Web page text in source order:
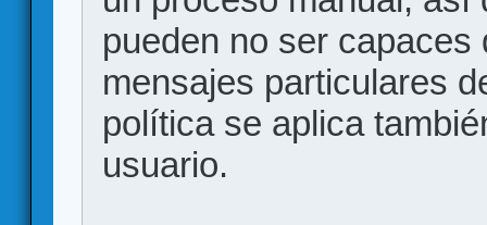
pueden no ser
mensajes particulares
política se aplica
usuario.